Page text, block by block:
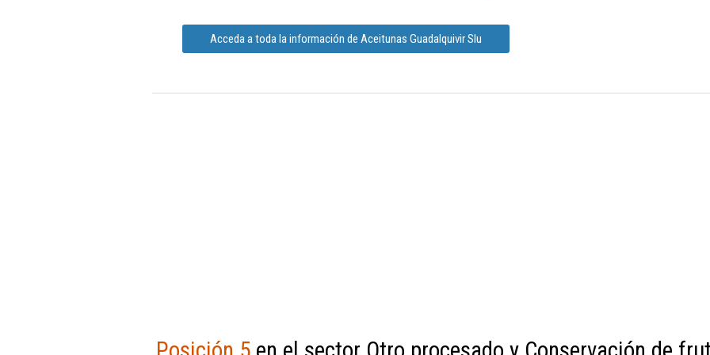
Acceda a toda la información de Aceitunas Guadalquivir Slu